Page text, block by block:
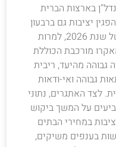
בארצות הברית
יציבות גם ברבעון
השני של שנת 2026, למרות
מורכבת הכוללת
גבוהה מהיעד, ריבית
גבוהה ואי-ודאות
לצד האתגרים, נתוני
על המשך ביקוש
במחירי הבתים
בענפים משיקים,